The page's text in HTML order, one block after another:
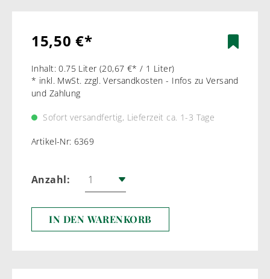
15,50 €*
Inhalt:0.75 Liter (20,67 €* / 1 Liter)
* inkl. MwSt. zzgl. Versandkosten - Infos zu Versand
und Zahlung
Sofort versandfertig, Lieferzeit ca. 1-3 Tage
Artikel-Nr: 6369
Anzahl:
IN DEN WARENKORB